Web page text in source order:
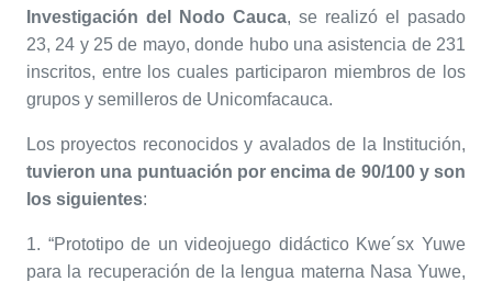
Investigación del Nodo Cauca, se realizó el pasado
23, 24 y 25 de mayo, donde hubo una asistencia de 231
inscritos, entre los cuales participaron miembros de los
grupos y semilleros de Unicomfacauca.
Los proyectos reconocidos y avalados de la Institución,
tuvieron una puntuación por encima de 90/100 y son
los siguientes:
1. “Prototipo de un videojuego didáctico Kwe´sx Yuwe
para la recuperación de la lengua materna Nasa Yuwe,